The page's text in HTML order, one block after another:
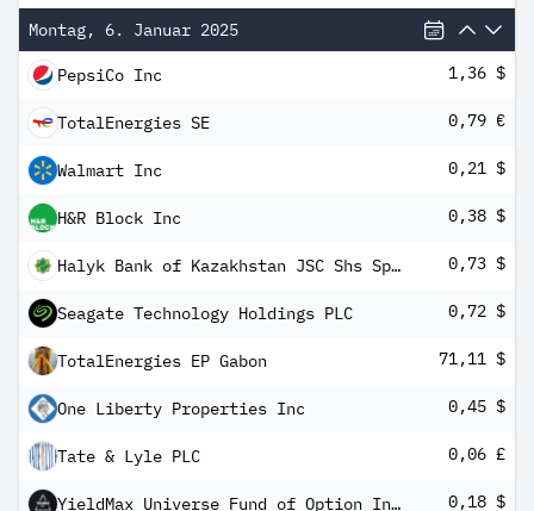
Montag, 6. Januar 2025
PepsiCo Inc 1,36 $
TotalEnergies SE 0,79 €
Walmart Inc 0,21 $
H&R Block Inc 0,38 $
Halyk Bank of Kazakhstan JSC Shs Sponsored Global Deposit Rec Repr 40 Shs Reg-S 0,73 $
Seagate Technology Holdings PLC 0,72 $
TotalEnergies EP Gabon 71,11 $
One Liberty Properties Inc 0,45 $
Tate & Lyle PLC 0,06 £
YieldMax Universe Fund of Option Income ETFs 0,18 $